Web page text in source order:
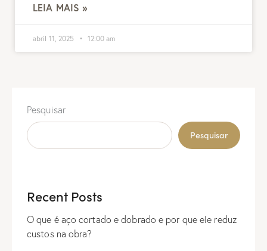
LEIA MAIS »
abril 11, 2025 12:00 am
Pesquisar
Pesquisar
Recent Posts
O que é aço cortado e dobrado e por que ele reduz
custos na obra?